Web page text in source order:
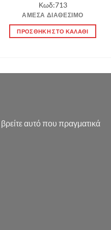
price
was:
4.90 €.είναι:
Κωδ:713
ΆΜΕΣΑ ΔΙΑΘΈΣΙΜΟ
ΠΡΟΣΘΉΚΗ ΣΤΟ ΚΑΛΆΘΙ
αυτό που πραγματικά